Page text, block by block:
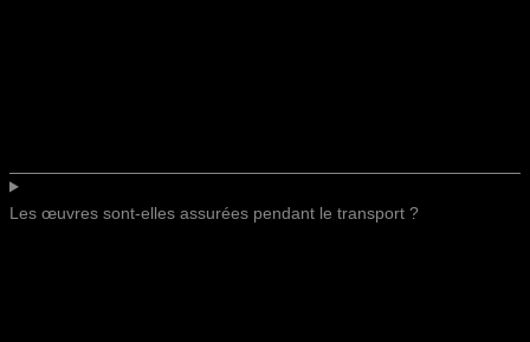
Les œuvres sont-elles assurées pendant le transport ?